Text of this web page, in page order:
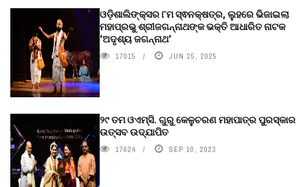
ଓଡ଼ିଶାଲିଙ୍କ୍ସର ୮ମ ସ୍ଵନକ୍ଷତ୍ର, ଲୁହରେ ଭିଜାଇଲା
ମହାପ୍ରଭୁ ଶ୍ରୀଜଗନ୍ନାଥଙ୍କ ଭକ୍ତି ଆଧାରିତ ନାଟକ
‘ଅଦୃଶ୍ୟ ଜଗନ୍ନାଥ‘
17015 JUN 25, 2025
୨୯ ତମ ଓଏମ୍‌ସି. ଗୁରୁ କେଳୁଚରଣ ମହାପାତ୍ର ପୁରସ୍କାର
ଉତ୍ସବ ଉଦ୍‍ଯାପିତ
17624 SEP 10, 2023